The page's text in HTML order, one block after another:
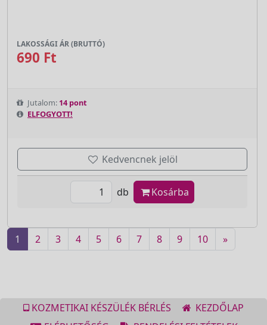
LAKOSSÁGI ÁR (BRUTTÓ)
690 Ft
Jutalom: 14 pont
ELFOGYOTT!
Kedvencnek jelöl
db Kosárba
1 2 3 4 5 6 7 8 9 10 »
KOZMETIKAI KÉSZÜLÉK BÉRLÉS
KEZDŐLAP